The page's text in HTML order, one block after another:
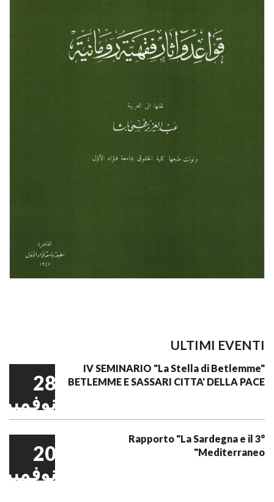
ULTIMI EVENTI
28
نوفمبر
IV SEMINARIO "La Stella di Betlemme"
BETLEMME E SASSARI CITTA' DELLA PACE
20
نوفمبر
3° Rapporto "La Sardegna e il
Mediterraneo"